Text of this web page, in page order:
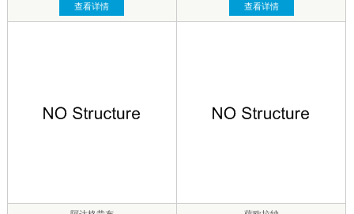
查看详情 查看详情